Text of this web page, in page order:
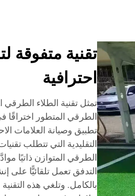
تقنية متفوقة
احترافية
تمثل تقنية الطلاء الطرقي
الطرقي المتطور اختراقًا
تطبيق وصيانة العلامات
التقليدية التي تتطلب
الطرقي المتوازن ذاتيًا
التدفق تعمل تلقائيًّا على
بالكامل. وتلغي هذه